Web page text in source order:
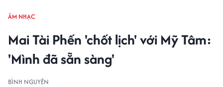
ÂM NHẠC
Mai Tài Phến 'chốt lịch' với Mỹ Tâm:
'Mình đã sẵn sàng'
BÌNH NGUYÊN